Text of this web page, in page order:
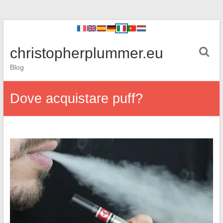
christopherplummer.eu
Blog
Dove acquistare puff?